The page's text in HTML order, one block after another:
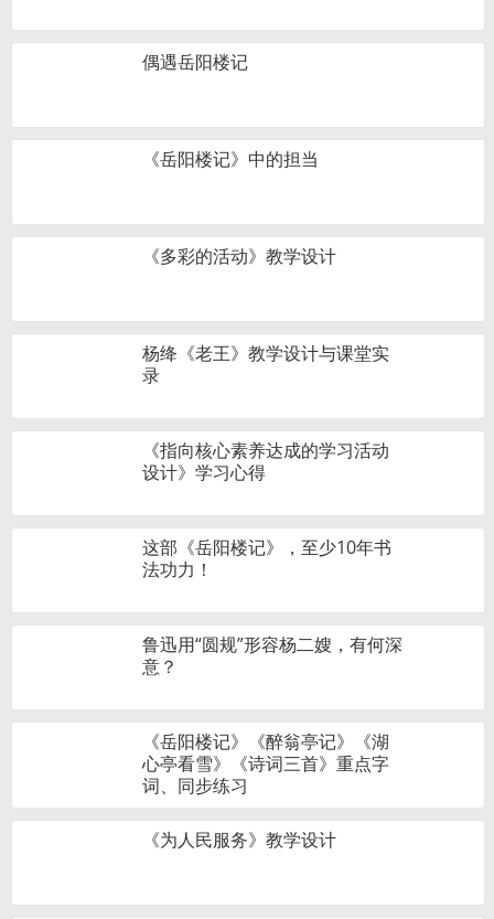
偶遇岳阳楼记
《岳阳楼记》中的担当
《多彩的活动》教学设计
杨绛《老王》教学设计与课堂实
录
《指向核心素养达成的学习活动
设计》学习心得
这部《岳阳楼记》，至少10年书
法功力！
鲁迅用“圆规”形容杨二嫂，有何深
意？
《岳阳楼记》《醉翁亭记》《湖
心亭看雪》《诗词三首》重点字
词、同步练习
《为人民服务》教学设计